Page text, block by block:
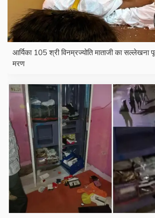
आर्यिका 105 श्री विनम्रज्योति माताजी का सल्लेखना
मरण